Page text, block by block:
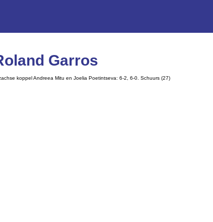
Garros
koppel Andreea Mitu en Joelia Poetintseva: 6-2, 6-0. Schuurs (27)